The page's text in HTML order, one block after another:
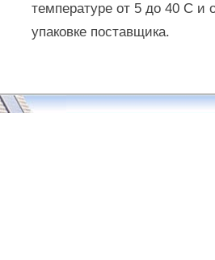
температуре от 5 до 40 С и
упаковке поставщика.